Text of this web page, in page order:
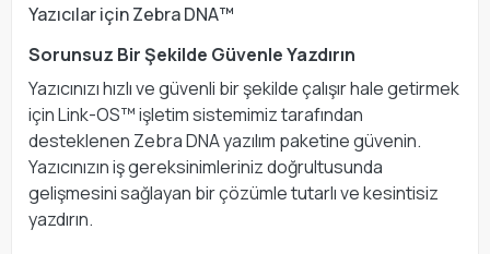
Yazıcılar için Zebra DNA™
Sorunsuz Bir Şekilde Güvenle Yazdırın
Yazıcınızı hızlı ve güvenli bir şekilde çalışır hale getirmek
için Link-OS™ işletim sistemimiz tarafından
desteklenen Zebra DNA yazılım paketine güvenin.
Yazıcınızın iş gereksinimleriniz doğrultusunda
gelişmesini sağlayan bir çözümle tutarlı ve kesintisiz
yazdırın.